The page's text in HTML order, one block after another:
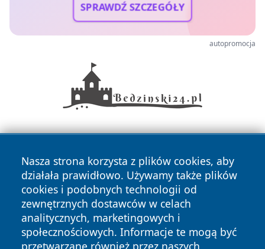
SPRAWDŹ SZCZEGÓŁY
autopromocja
Nasza strona korzysta z plików cookies, aby
działała prawidłowo. Używamy także plików
cookies i podobnych technologii od
zewnętrznych dostawców w celach
analitycznych, marketingowych i
społecznościowych. Informacje te mogą być
przetwarzane również przez naszych
Copyright © 2026 terazgniezno.pl Wszystkie prawa
zastrzeżone.